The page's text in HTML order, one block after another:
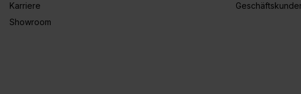
Karriere
Showroom